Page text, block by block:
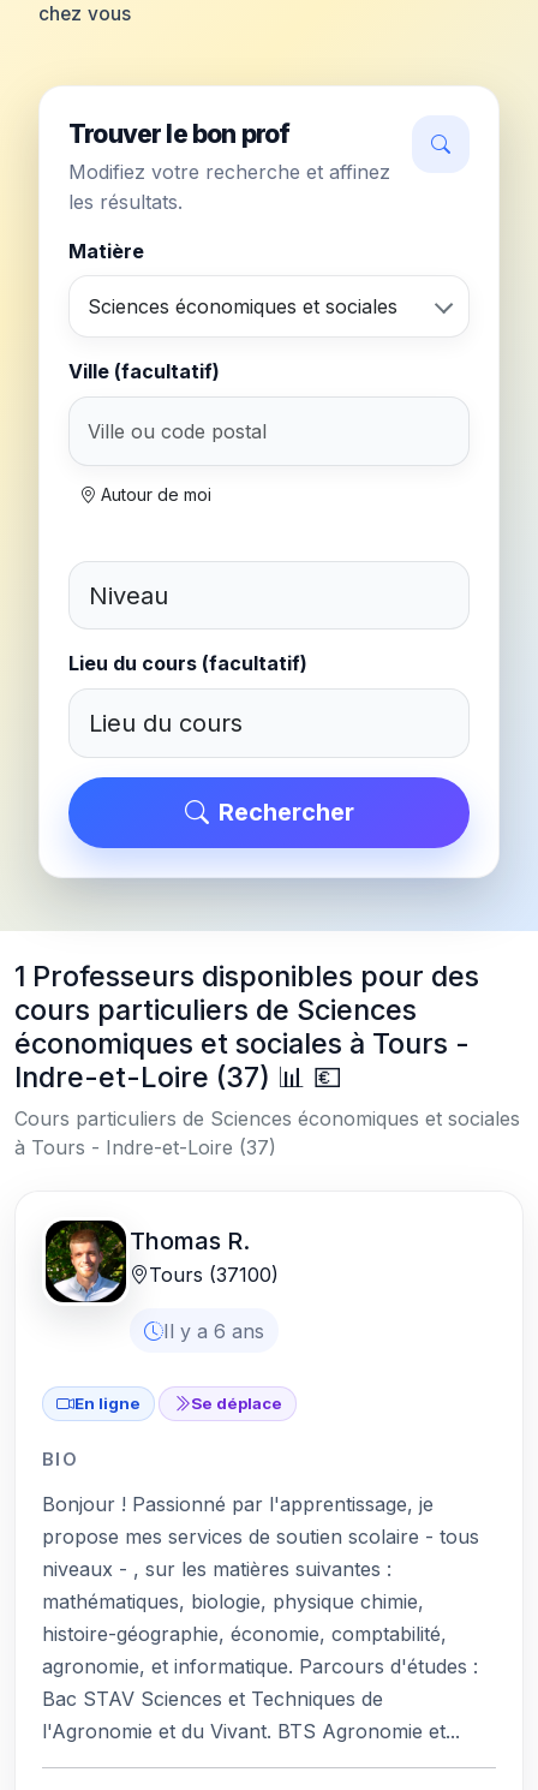
chez vous
Trouver le bon prof
Modifiez votre recherche et affinez
les résultats.
Matière
Sciences économiques et sociales
Ville (facultatif)
Autour de moi
Lieu du cours (facultatif)
Rechercher
1 Professeurs disponibles pour des
cours particuliers de Sciences
économiques et sociales à Tours -
Indre-et-Loire (37) 📊 💶
Cours particuliers de Sciences économiques et sociales
à Tours - Indre-et-Loire (37)
Thomas R.
Tours (37100)
Il y a 6 ans
En ligne Se déplace
BIO
Bonjour ! Passionné par l'apprentissage, je
propose mes services de soutien scolaire - tous
niveaux - , sur les matières suivantes :
mathématiques, biologie, physique chimie,
histoire-géographie, économie, comptabilité,
agronomie, et informatique. Parcours d'études :
Bac STAV Sciences et Techniques de
l'Agronomie et du Vivant. BTS Agronomie et...